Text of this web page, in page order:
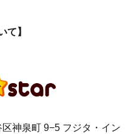
て】
神泉町 9−5 フジタ・イン